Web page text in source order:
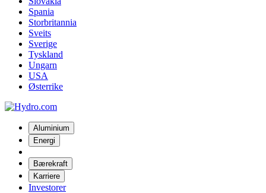
Spania
Storbritannia
Sveits
Sverige
Tyskland
Ungarn
USA
Østerrike
Aluminium
Energi
Bærekraft
Karriere
Investorer